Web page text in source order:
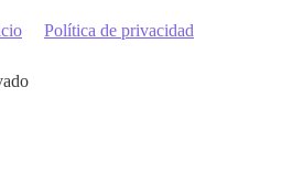
Política de privacidad